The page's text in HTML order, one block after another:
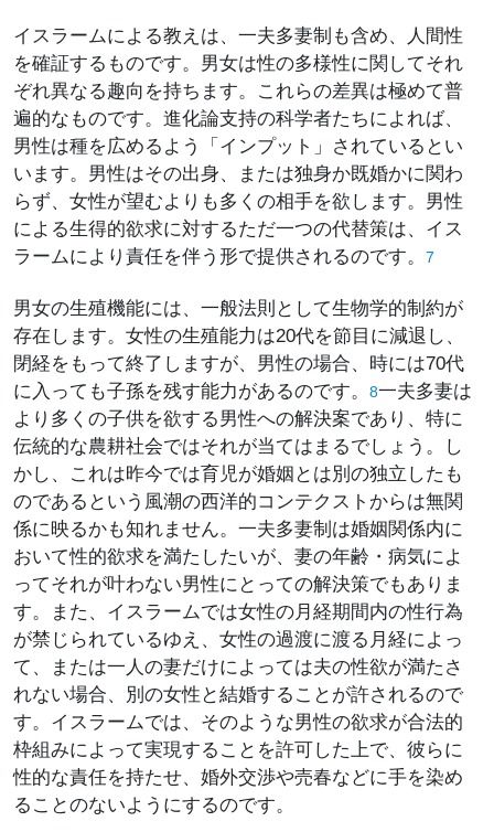
イスラームによる教えは、一夫多妻制も含め、人間性
を確証するものです。男女は性の多様性に関してそれ
ぞれ異なる趣向を持ちます。これらの差異は極めて普
遍的なものです。進化論支持の科学者たちによれば、
男性は種を広めるよう「インプット」されているとい
います。男性はその出身、または独身か既婚かに関わ
らず、女性が望むよりも多くの相手を欲します。男性
による生得的欲求に対するただ一つの代替策は、イス
ラームにより責任を伴う形で提供されるのです。 7
男女の生殖機能には、一般法則として生物学的制約が
存在します。女性の生殖能力は20代を節目に減退し、
閉経をもって終了しますが、男性の場合、時には70代
に入っても子孫を残す能力があるのです。 8一夫多妻は
より多くの子供を欲する男性への解決案であり、特に
伝統的な農耕社会ではそれが当てはまるでしょう。し
かし、これは昨今では育児が婚姻とは別の独立したも
のであるという風潮の西洋的コンテクストからは無関
係に映るかも知れません。一夫多妻制は婚姻関係内に
おいて性的欲求を満たしたいが、妻の年齢・病気によ
ってそれが叶わない男性にとっての解決策でもありま
す。また、イスラームでは女性の月経期間内の性行為
が禁じられているゆえ、女性の過渡に渡る月経によっ
て、または一人の妻だけによっては夫の性欲が満たさ
れない場合、別の女性と結婚することが許されるので
す。イスラームでは、そのような男性の欲求が合法的
枠組みによって実現することを許可した上で、彼らに
性的な責任を持たせ、婚外交渉や売春などに手を染め
ることのないようにするのです。